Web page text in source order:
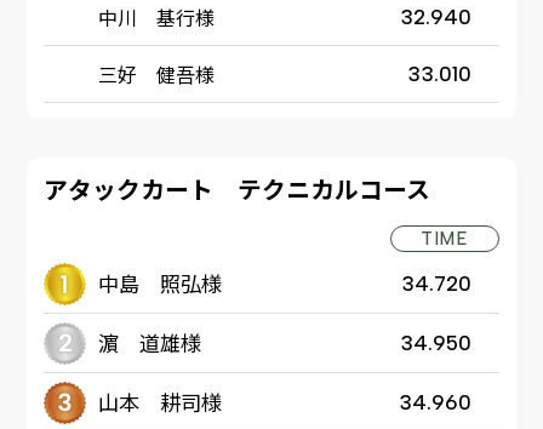
中川 基行様 32.940
三好 健吾様 33.010
アタックカート テクニカルコース
TIME
中島 照弘様 34.720
濵 道雄様 34.950
山本 耕司様 34.960